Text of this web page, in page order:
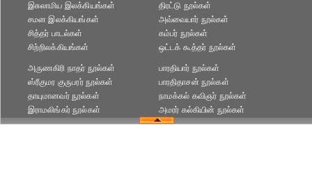
இசுலாமிய இலக்கியங்கள்
சமன இலக்கியங்கள்
சித்தர் பாடல்கள்
சிற்றிலக்கியங்கள்
திரட்டு நூல்கள்
அவ்வையார் நூல்கள்
கம்பர் நூல்கள்
ஒட்டக் கூத்தர் நூல்கள்
அருணகிரி நாதர் நூல்கள்
ஸ்ரீகுமர குருபரர் நூல்கள்
தாயுமானவர் நூல்கள்
இராமலிங்கர் நூல்கள்
பாரதியார் நூல்கள்
பாரதிதாசன் நூல்கள்
நாமக்கல் கவிஞர் நூல்கள்
அமரர் கல்கியின் நூல்கள்